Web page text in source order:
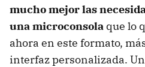
mucho mejor las
una microconsola que lo
ahora en este formato,
interfaz personalizada.